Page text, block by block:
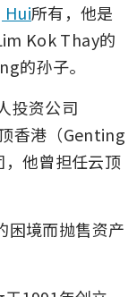
Hui所有，他是
Kok Thay的
的孙子。
投资公司
香港（Genting
他曾担任云顶
困境而抛售资产